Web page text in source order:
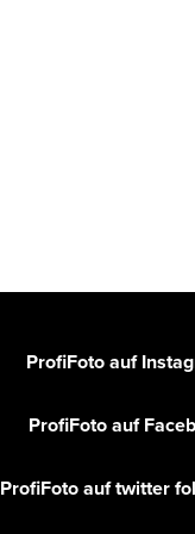
ProfiFoto auf
ProfiFoto auf
ProfiFoto auf twitter